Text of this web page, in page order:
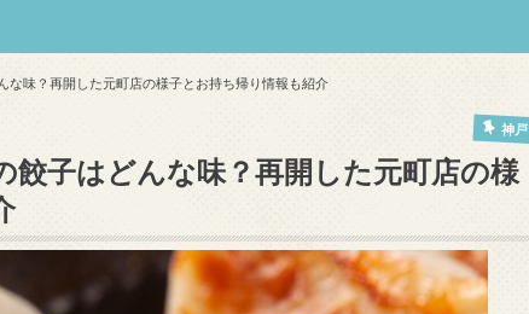
な味？再開した元町店の様子とお持ち帰り情報も紹介
神戸
餃子はどんな味？再開した元町店の様